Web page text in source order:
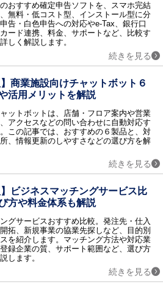
ワークフロー / BPM / RPAツール / タスク管理ツール / 業務可視化ツール / 会議室予約システム / XR（AR・VR・MR）システム / バーチャルオフィスツール / 施工管理サービス / インバウンド支援 / M&A・事業承継コンサル / 歯科クリニック支援サービス / IT点呼システム / 貿易管理システム / 内部監査
SFA / オンライン商談システム / セールスイネーブルメントツール
レコメンドエンジン / マーケティングオートメーションツール / コンテンツマーケティング / Web接客ツール / サイト離脱防止（ポップアップ）ツール / メールマーケティングシステム / SEOツール / SNS管理ツール / ABテストツール / フォーム作成ツール / 広告運用ツール / ヒートマップツール / CDP（カスタマーデータプラットフォーム） / MEOツール / アプリ解析ツール / プッシュ通知サービス / LINEマーケティングツール / ランディングページ作成ツール（LP作成ツール） / MEO対策サービス / マーケティングツール / LLMO対策サービス
CMS / アクセス解析 / ECサイト構築 / 動画配信システム / オンライン決済システム / 予約システム / EC管理ソフト / ショッピングカート / チャット接客ツール / チャットボット / Webコンサルティング / ノーコード・ローコード開発 / イベント管理システム / ネットショップ管理システム / サイト内検索ツール / Webデザインツール / EFOツール
ストレージ / サーバ / シンクライアント / KVMスイッチ / UPS / PDU
おすすめ確定申告ソフトを、スマホ完結
無料・低コスト型、インストール型に分
告・白色申告への対応やe-Tax、銀行口
ード連携、料金、サポートなど、比較す
しく解説します。
続きを見る
】商業施設向けチャットボット６
活用メリットを解説
ットボットは、店舗・フロア案内や営業
アクセスなどの問い合わせに自動対応す
この記事では、おすすめの６製品と、対
、情報更新のしやすさなどの選び方を解
続きを見る
】ビジネスマッチングサービス比
方や料金体系も解説
グサービスおすすめ比較。発注先・仕入
拓、新規事業の協業先探しなど、目的別
を紹介します。マッチング方法や対応業
録企業の質、サポート範囲など、選び方
します。
続きを見る